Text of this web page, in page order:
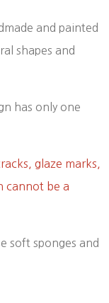
and painted
shapes and
has only one
glaze marks,
cannot be a
soft sponges and